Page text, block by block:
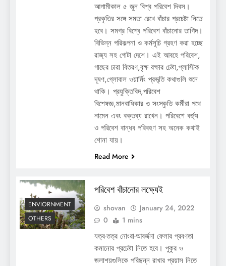
আগামীকাল ৫ জুন বিশ্ব পরিবেশ দিবস।
প্রকৃতির সঙ্গে সমতা রেখে বাঁচার প্রচেষ্টা নিতে
হবে। সমগ্র বিশ্বে পরিবেশ বাঁচানোর তাগিদ।
বিভিন্ন পরিকল্পনা ও কর্মসূচি গ্রহণ করা হচ্ছে
রাজ্য সহ গোটা দেশে। এই আবহে পরিবেশ,
গাছের চারা বিতরণ,বৃক্ষ রক্ষার চেষ্টা,প্লাস্টিক
দূষণ,গ্লোবাল ওয়ার্মিং প্রভৃতি কথাগুলি শুনে
থাকি। প্রযুক্তিবিদ,পরিবেশ
বিশেষজ্ঞ,মানবাধিকার ও সংস্কৃতি কর্মীরা পথে
নামেন এবং বক্তব্য রাখেন। পরিবেশে বর্জ্য
ও পরিবেশ বান্ধব পরিবহণ সহ অনেক কথাই
শোনা যায়।
Read More
ENVIORNMENT
OTHERS
পরিবেশ বাঁচানোর লক্ষ্যেই
shovan
January 24, 2022
0
1 mins
যত্র-তত্র নোংরা-আবর্জনা ফেলার প্রবণতা
কমানোর প্রচেষ্টা নিতে হবে। পুকুর ও
জলাশয়গুলিকে পরিছন্ন রাখার প্রয়াস নিতে